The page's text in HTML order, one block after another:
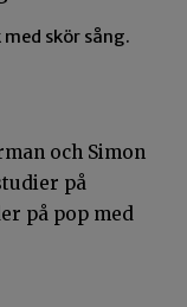
skör sång.
och Simon
på
på pop med